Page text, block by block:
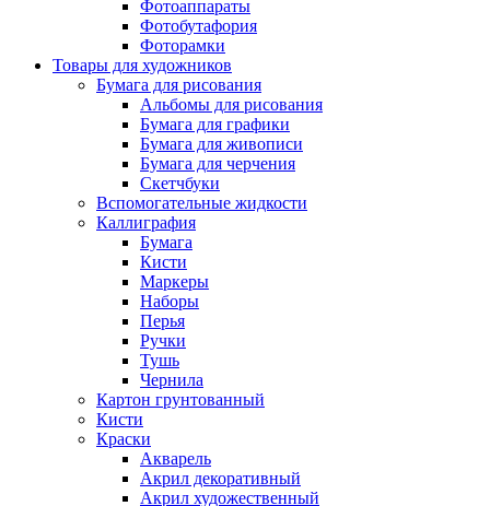
Фотоаппараты
Фотобутафория
Фоторамки
Товары для художников
Бумага для рисования
Альбомы для рисования
Бумага для графики
Бумага для живописи
Бумага для черчения
Скетчбуки
Вспомогательные жидкости
Каллиграфия
Бумага
Кисти
Маркеры
Наборы
Перья
Ручки
Тушь
Чернила
Картон грунтованный
Кисти
Краски
Акварель
Акрил декоративный
Акрил художественный